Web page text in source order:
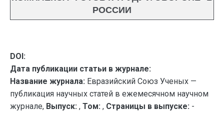
РОССИИ
DOI:
Дата публикации статьи в журнале:
Название журнала: Евразийский Союз Ученых —
публикация научных статей в ежемесячном научном
журнале, Выпуск: , Том: , Страницы в выпуске: -